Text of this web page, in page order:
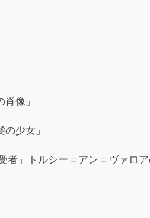
像」
少女」
者」トルシー＝アン＝ヴァロ